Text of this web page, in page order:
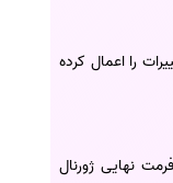
را اعمال کرده
نهایی ژورنال